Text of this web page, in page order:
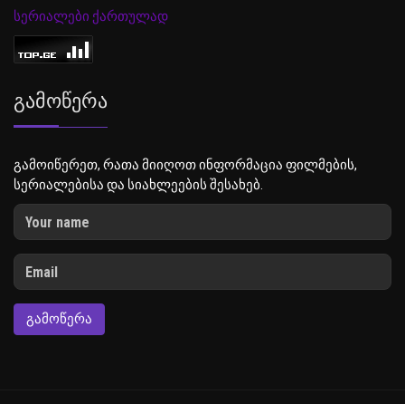
სერიალები ქართულად
Გამოწერა
გამოიწერეთ, რათა მიიღოთ ინფორმაცია ფილმების,
სერიალებისა და სიახლეების შესახებ.
ᲒᲐᲛᲝᲬᲔᲠᲐ